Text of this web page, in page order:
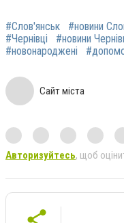
#Слов'янськ #новини
#Чернівці
#новини
#новонароджені
Сайт міста
Авторизуйтесь, щоб